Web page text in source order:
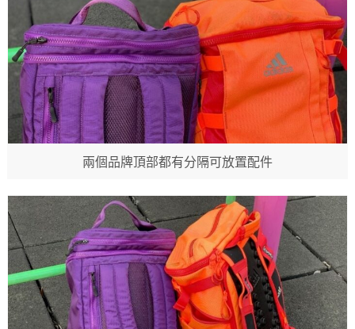
兩個品牌頂部都有分隔可放置配件